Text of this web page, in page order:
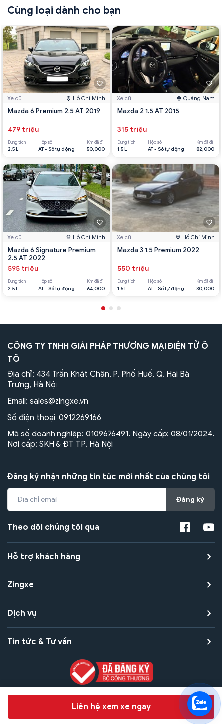
Chat hỗ trợ
Liên hệ xem xe ngay
Cùng loại dành cho bạn
Xe cũ Hồ Chí Minh
Mazda 6 Premium 2.5 AT 2019
479 triệu
Dung tích
2.5 L
Hộp số
AT - Số tự động
Km đã đi
50,000
Xe cũ Hồ Chí Minh
Mazda 6 Signature Premium
2.5 AT 2022
595 triệu
Dung tích
2.5 L
Hộp số
AT - Số tự động
Km đã đi
64,000
Xe cũ Quảng Nam
Mazda 2 1.5 AT 2015
315 triệu
Dung tích
1.5 L
Hộp số
AT - Số tự động
Km đã đi
82,000
Xe cũ Hồ Chí Minh
Mazda 3 1.5 Premium 2022
550 triệu
Dung tích
1.5 L
Hộp số
AT - Số tự động
Km đã đi
30,000
CÔNG TY TNHH GIẢI PHÁP THƯƠNG MẠI ĐIỆN TỬ Ô
TÔ
Địa chỉ: 434 Trần Khát Chân, P. Phố Huế, Q. Hai Bà
Trưng, Hà Nội
Email: sales@zingxe.vn
Số điện thoại: 0912269166
Mã số doanh nghiệp: 0109676491. Ngày cấp: 08/01/2024.
Nơi cấp: SKH & ĐT TP. Hà Nội
Đăng ký nhận những tin tức mới nhất của chúng tôi
Đăng ký
Theo dõi chúng tôi qua
Hỗ trợ khách hàng
Zingxe
Dịch vụ
Tin tức & Tư vấn
Bảo mật quyền riêng tư
Điều khoản sử dụng